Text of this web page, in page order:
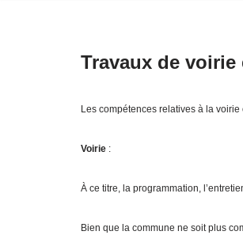
Travaux de
Les compétences relatives à la
Voirie :
À ce titre, la programmation,
Bien que la commune ne soit plus